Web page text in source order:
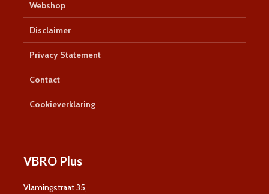
Webshop
Disclaimer
Privacy Statement
Contact
Cookieverklaring
VBRO Plus
Vlamingstraat 35,